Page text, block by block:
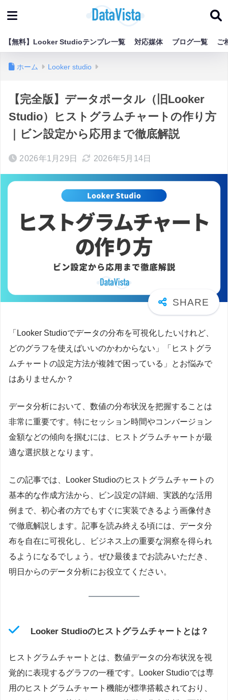
【無料】Looker Studioテンプレ一覧 対応媒体 ブログ一覧 ご
ホーム Looker studio
【完全版】データポータル（旧Looker
Studio）ヒストグラムチャートの作り方
｜ビン設定から応用まで徹底解説
2026年1月29日 2026年5月14日
「Looker Studioでデータの分布を可視化したいけれど、
どのグラフを使えばいいのかわからない」「ヒストグラ
ムチャートの設定方法が複雑で困っている」とお悩みで
はありませんか？
データ分析において、数値の分布状況を把握することは
非常に重要です。特にセッション時間やコンバージョン
金額などの傾向を掴むには、ヒストグラムチャートが最
適な選択肢となります。
この記事では、Looker Studioのヒストグラムチャートの
基本的な作成方法から、ビン設定の詳細、実践的な活用
例まで、初心者の方でもすぐに実装できるよう画像付き
で徹底解説します。記事を読み終える頃には、データ分
布を自在に可視化し、ビジネス上の重要な洞察を得られ
るようになるでしょう。ぜひ最後までお読みいただき、
明日からのデータ分析にお役立てください。
Looker Studioのヒストグラムチャートとは？
ヒストグラムチャートとは、数値データの分布状況を視
覚的に表現するグラフの一種です。Looker Studioでは専
用のヒストグラムチャート機能が標準搭載されており、